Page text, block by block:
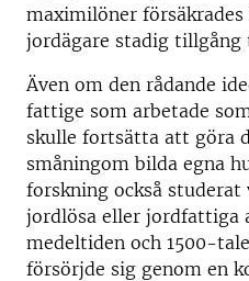
maximilöner försäkrades
jordägare stadig
Även om den rådande
fattige som arbetade
skulle fortsätta att göra
småningom bilda egna
forskning också studerat
jordlösa eller jordfattiga
medeltiden och 1500-
försörjde sig genom en